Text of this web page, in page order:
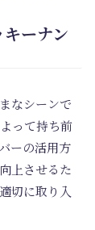
ーナン
なシーンで
って持ち前
ーの活用方
上させるた
切に取り入